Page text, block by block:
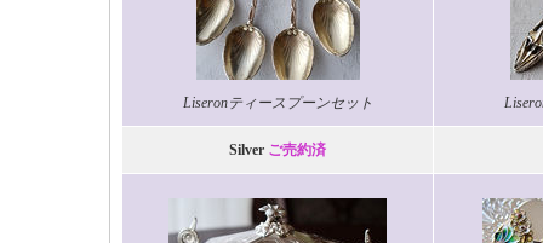
Liseronティースプーンセット
Silver ご売約済